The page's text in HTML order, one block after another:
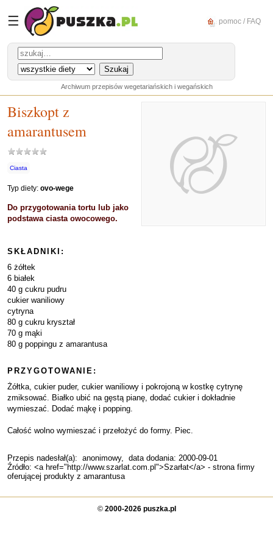
☰ pomoc / FAQ
Archiwum przepisów wegetariańskich i wegańskich
Biszkopt z
amarantusem
Ciasta
Typ diety: ovo-wege
Do przygotowania tortu lub jako
podstawa ciasta owocowego.
SKŁADNIKI:
6 żółtek
6 białek
40 g cukru pudru
cukier waniliowy
cytryna
80 g cukru kryształ
70 g mąki
80 g poppingu z amarantusa
PRZYGOTOWANIE:
Żółtka, cukier puder, cukier waniliowy i pokrojoną w kostkę cytrynę
zmiksować. Białko ubić na gęstą pianę, dodać cukier i dokładnie
wymieszać. Dodać mąkę i popping.
Całość wolno wymieszać i przełożyć do formy. Piec.
Przepis nadesłał(a): anonimowy, data dodania: 2000-09-01
Źródło: <a href="http://www.szarlat.com.pl">Szarłat</a> - strona firmy
oferującej produkty z amarantusa
© 2000-2026 puszka.pl